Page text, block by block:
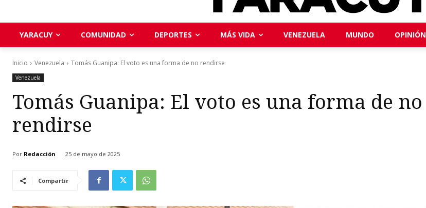
YARACUY COMUNIDAD DEPORTES MÁS VIDA VENEZUELA MUNDO OPINIÓN
Inicio Venezuela Tomás Guanipa: El voto es una forma de no rendirse
Venezuela
Tomás Guanipa: El voto es una forma de no
rendirse
Por Redacción 25 de mayo de 2025
Compartir